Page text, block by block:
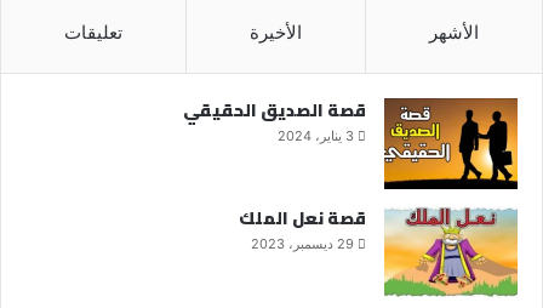
الأشهر الأخيرة تعليقات
قصة الصديق الحقيقي
3 يناير، 2024
قصة نعل الملك
29 ديسمبر، 2023